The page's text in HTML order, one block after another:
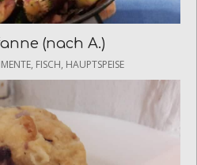
(nach A.)
, FISCH, HAUPTSPEISE